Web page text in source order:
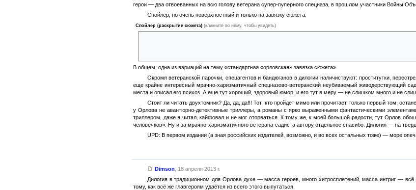
герои — два отвоеванных на всю голову ветерана супер-пуперного спецназа, в прошлом участники Войны
Спойлер, но очень поверхностный и только на завязку сюжета:
Спойлер (раскрытие сюжета) (кликните по нему, чтобы увидеть)
В общем, одна из вариаций на тему «стандартная «орловская» завязка сюжета».
Окромя ветеранской парочки, спецагентов и бандюганов в дилогии наличиствуют: проститутки,
еще крайне интересный мрачно-харизматичный спецназово-ветеранский неубиваемый живодерствующий
места и описал его психоз. А еще тут хороший, здоровый юмор, и его тут в меру — не слишком много и не
Стоит ли читать двухтомник? Да, да, да!!! Тот, кто пройдет мимо или прочитает только первый том,
у Орлова не авантюрно-детективные триллеры, а романы с ярко выраженными фантастическими
триллером, даже я читал, кайфовал и не мог оторваться. К тому же, к моей большой радости, тут Орлов
человечков». Ну и за мрачно-харизматичного ветерана-садиста автору отдельное спасибо. Дилогия — на
UPD: В первом издании (а зная российских издателей, возможно, и во всех остальных тоже) — море
Dimson
18 апреля 2013 г.
Дилогия в традиционном для Орлова духе — масса героев, много хитросплетений, масса интриг —
тому, как всё же главгероям удаётся из всего этого выпутаться.